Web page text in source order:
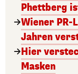
Phettberg
Wiener PR-
Jahren
Hier
Masken